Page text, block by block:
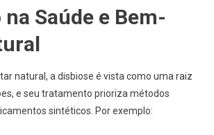
Saúde e Bem-
natural, a disbiose é vista como uma raiz
e seu tratamento prioriza métodos
sintéticos. Por exemplo: